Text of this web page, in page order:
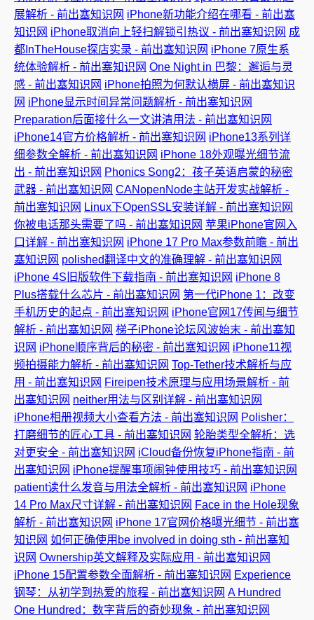
展解析 - 前出塞知识网 iPhone新功能介绍在哪看 - 前出塞
知识网 iPhone取消向上轻扫解锁引热议 - 前出塞知识网 成
都InTheHouse探店实录 - 前出塞知识网 iPhone 7原生系
统体验解析 - 前出塞知识网 One Night in 巴黎：邂逅与灵
感 - 前出塞知识网 iPhone拍照为何默认横屏 - 前出塞知识
网 iPhone显示时间异常问题解析 - 前出塞知识网
Preparation后面接什么一文讲清用法 - 前出塞知识网
iPhone14官方价格解析 - 前出塞知识网 iPhone13系列详
细参数全解析 - 前出塞知识网 iPhone 18外观曝光细节流
出 - 前出塞知识网 Phonics Song2：孩子英语启蒙的秘密
武器 - 前出塞知识网 CANopenNode主站开发实战解析 -
前出塞知识网 Linux下OpenSSL安装详解 - 前出塞知识网
你被电话那头需要了吗 - 前出塞知识网 苹果iPhone官网入
口详解 - 前出塞知识网 iPhone 17 Pro Max参数前瞻 - 前出
塞知识网 polished翻译中文的准确理解 - 前出塞知识网
iPhone 4S旧版软件下载指南 - 前出塞知识网 iPhone 8
Plus搭载什么芯片 - 前出塞知识网 第一代iPhone 1：改变
手机历史的起点 - 前出塞知识网 iPhone官网17传闻与细节
解析 - 前出塞知识网 梯子iPhone论坛风波始末 - 前出塞知
识网 iPhone顺序背后的秘密 - 前出塞知识网 iPhone11视
频拍摄能力解析 - 前出塞知识网 Top-Tether技术解析与应
用 - 前出塞知识网 Fireipen技术原理与应用场景解析 - 前
出塞知识网 neither用法与区别详解 - 前出塞知识网
iPhone相册视频大小查看方法 - 前出塞知识网 Polisher：
打磨细节的匠心工具 - 前出塞知识网 轮胎类型全解析：选
对更安全 - 前出塞知识网 iCloud备份恢复iPhone指南 - 前
出塞知识网 iPhone提醒事项闹钟使用技巧 - 前出塞知识网
patient读什么发音与用法全解析 - 前出塞知识网 iPhone
14 Pro Max尺寸详解 - 前出塞知识网 Face in the Hole现象
解析 - 前出塞知识网 iPhone 17官网价格曝光细节 - 前出塞
知识网 如何正确使用be involved in doing sth - 前出塞知
识网 Ownership英文解释及实际应用 - 前出塞知识网
iPhone 15配置参数全面解析 - 前出塞知识网 Experience
钢琴：从初学到热爱的旅程 - 前出塞知识网 A Hundred
One Hundred：数字背后的奇妙现象 - 前出塞知识网